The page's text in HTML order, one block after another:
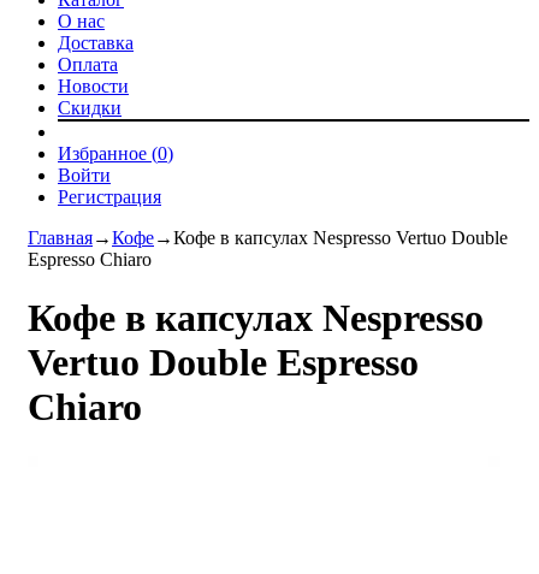
О нас
Доставка
Оплата
Новости
Скидки
Избранное (0)
Войти
Регистрация
Главная→Кофе→Кофе в капсулах Nespresso Vertuo Double
Espresso Chiaro
Кофе в капсулах Nespresso
Vertuo Double Espresso
Chiaro